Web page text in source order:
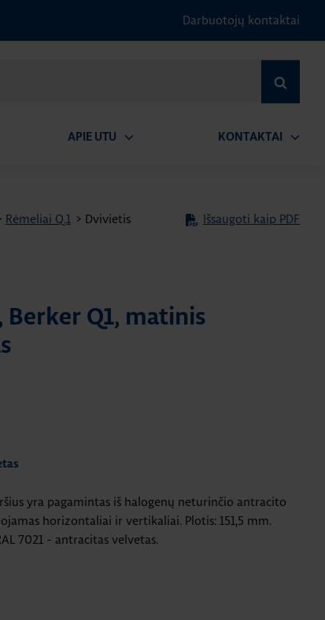
Darbuotojų kontaktai
APIE UTU KONTAKTAI
Rėmeliai Q.1 > Dvivietis
Išsaugoti kaip PDF
Q1, matinis
yra pagamintas iš halogenų neturinčio antracito
horizontaliai ir vertikaliai. Plotis: 151,5 mm.
7021 - antracitas velvetas.